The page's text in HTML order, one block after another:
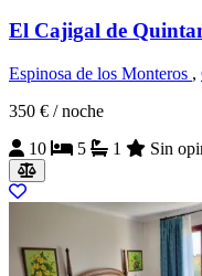
El Cajigal de
Espinosa de los Monteros ,
350 € / noche
10
5 1 Sin